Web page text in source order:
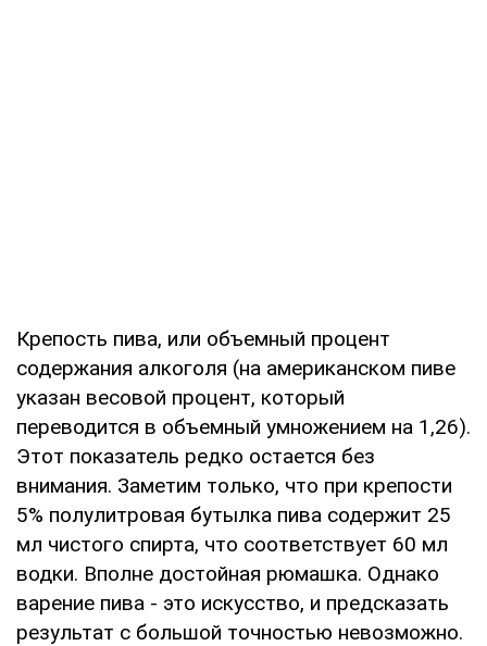
Крепость пива, или объемный процент
содержания алкоголя (на американском пиве
указан весовой процент, который
переводится в объемный умножением на 1,26).
Этот показатель редко остается без
внимания. Заметим только, что при крепости
5% полулитровая бутылка пива содержит 25
мл чистого спирта, что соответствует 60 мл
водки. Вполне достойная рюмашка. Однако
варение пива - это искусство, и предсказать
результат с большой точностью невозможно.